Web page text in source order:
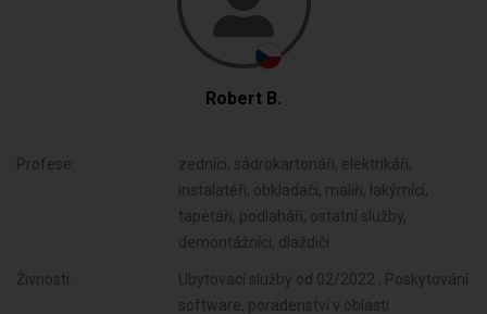
Robert B.
Profese:
zedníci, sádrokartonáři, elektrikáři,
instalatéři, obkladači, malíři, lakýrníci,
tapetáři, podlaháři, ostatní služby,
demontážníci, dlaždiči
Živnosti: Ubytovací služby od 02/2022 , Poskytování software, poradenství v oblasti informačních technologií, zpracování dat, hostingové a související činnosti a webové portály od 02/2022 , Činnost informačních a zpravodajských kanceláří od 02/2022 , Nákup, prodej, správa a údržba nemovitostí od 02/2022 , Projektování pozemkových úprav od 02/2022 , Projektování elektrických zařízení od 02/2022 , Výzkum a vývoj v oblasti přírodních a technických věd nebo společenských věd od 02/2022 , Testování, měření, analýzy a kontroly od 02/2022 , Reklamní činnost, marketing, mediální zastoupení od 02/2022 , Návrhářská, designérská, aranžérská činnost a modeling od 02/2022 , Fotografické služby od 02/2022 , Služby v oblasti administrativní správy a služby organizačně hospodářské povahy od 02/2022 , Provozování cestovní agentury a průvodcovská činnost v oblasti cestovního ruchu od 02/2022 , Mimoškolní výchova a vzdělávání, pořádání kurzů, školení, včetně lektorské činnosti od 02/2022 , Poskytování služeb pro zemědělství, zahradnictví, rybníkářství, lesnictví a myslivost od 02/2022 , Činnost odborného lesního hospodáře a vyhotovování lesních hospodářských plánů a osnov od 02/2022 , Diagnostická, zkušební a poradenská činnost v ochraně rostlin a ošetřování rostlin, rostlinných produktů, objektů a půdy proti škodlivým organismům přípravky na ochranu rostlin nebo biocidními přípravky od 02/2022 , Praní pro domácnost, žehlení, opravy a údržba oděvů, bytového textilu a osobního zboží od 02/2022 , Poskytování technických služeb od 02/2022 , Nakládání s reprodukčním materiálem lesních dřevin od 02/2022 , Opravy a údržba potřeb pro domácnost, předmětů kulturní povahy, výrobků jemné mechaniky, optických přístrojů a měřidel od 02/2022 , Chov zvířat a jejich výcvik (s výjimkou živočišné výroby) od 02/2022 , Poskytování služeb osobního charakteru a pro osobní hygienu od 02/2022 , Poskytování služeb pro právnické osoby a svěřenské fondy od 02/2022 , Poskytování služeb pro rodinu a domácnost od 02/2022 , Poskytování služeb spojených s virtuálním aktivem od 02/2022 , Výroba krmiv, krmných směsí, doplňkových látek a premixů od 02/2022 , Pěstitelské pálení od 02/2022 , Výroba, obchod a služby jinde nezařazené od 02/2022 , Výroba textilií, textilních výrobků, oděvů a oděvních doplňků od 02/2022 , Výroba a opravy obuvi, brašnářského a sedlářského zboží od 02/2022 , Zpracování dřeva, výroba dřevěných, korkových, proutěných a slaměných výrobků od 02/2022 , Vydavatelské činnosti, polygrafická výroba, knihařské a kopírovací práce od 02/2022 , Výroba koksu, surového dehtu a jiných pevných paliv od 02/2022 , Výroba chemických látek a chemických směsí nebo předmětů a kosmetických přípravků od 02/2022 , Výroba hnojiv od 02/2022 , Výroba plastových a pryžových výrobků od 02/2022 , Výroba a zpracování skla od 02/2022 , Výroba stavebních hmot, porcelánových, keramických a sádrových výrobků od 02/2022 , Výroba brusiv a ostatních minerálních nekovových výrobků od 02/2022 , Broušení technického a šperkového kamene od 02/2022 , Výroba a hutní zpracování železa, drahých a neželezných kovů a jejich slitin od 02/2022 , Výroba kovových konstrukcí a kovodělných výrobků od 02/2022 , Umělecko-řemeslné zpracování kovů od 02/2022 , Povrchové úpravy a svařování kovů a dalších materiálů od 02/2022 , Výroba měřicích, zkušebních, navigačních, optických a fotografických přístrojů a zařízení od 02/2022 , Výroba elektronických součástek, elektrických zařízení a výroba a opravy elektrických strojů, přístrojů a elektronických zařízení pracujících na malém napětí od 02/2022 , Výroba neelektrických zařízení pro domácnost od 02/2022 , Výroba strojů a zařízení od 02/2022 , Výroba motorových a přípojných vozidel a karoserií od 02/2022 , Stavba a výroba plavidel od 02/2022 , Výroba, vývoj, projektování, zkoušky, instalace, údržba, opravy, modifikace a konstrukční změny letadel, motorů letadel, vrtulí, letadlových částí a zařízení a leteckých pozemních zařízení